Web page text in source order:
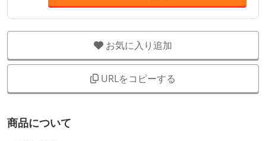
お気に入り追加
URLをコピーする
商品について